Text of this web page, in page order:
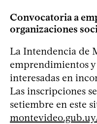
Convocatoria a
organizaciones
La Intendencia de
emprendimientos y
interesadas en
Las inscripciones
setiembre en este